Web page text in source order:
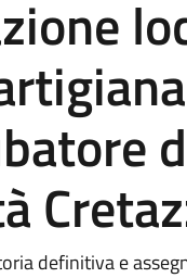
definitiva e